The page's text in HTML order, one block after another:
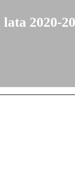
2020-